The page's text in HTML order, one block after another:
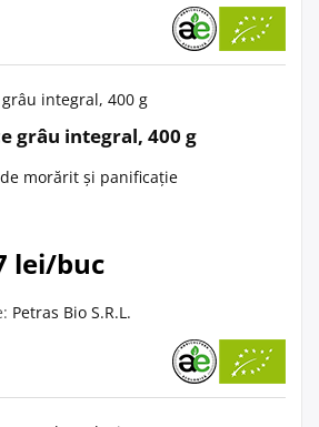
grâu integral, 400 g
morărit și panificație
lei/buc
Petras Bio S.R.L.